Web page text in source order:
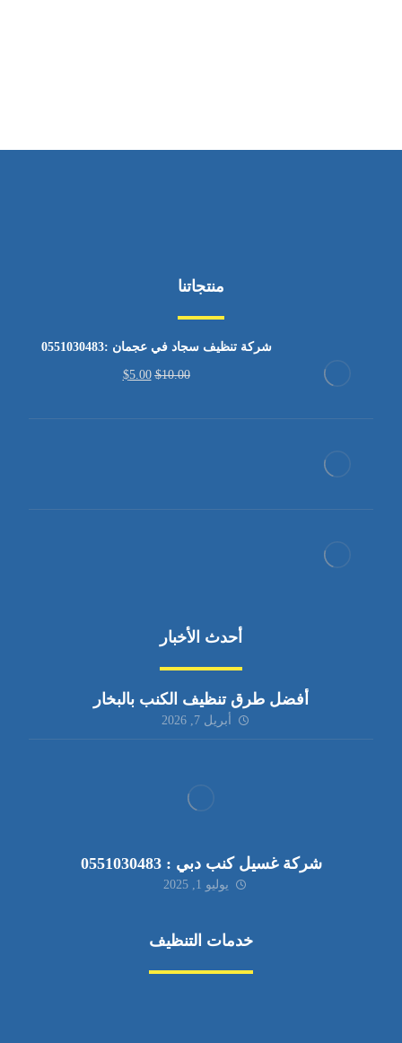
منتجاتنا
شركة تنظيف سجاد في عجمان :0551030483
$10.00
$5.00
أحدث الأخبار
أفضل طرق تنظيف الكنب بالبخار
أبريل 7, 2026
شركة غسيل كنب دبي : 0551030483
يوليو 1, 2025
خدمات التنظيف